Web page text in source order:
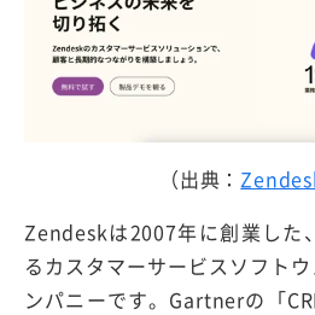
（出典：
Zendeskは2007年に創業した
るカスタマーサービスソフト
ンパニーです。Gartnerの「